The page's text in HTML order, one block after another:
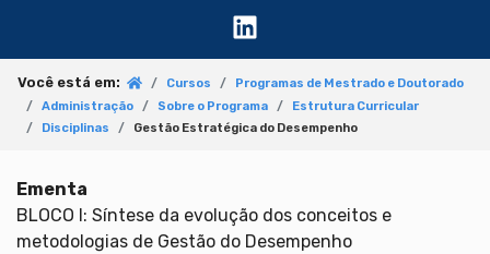
Você está em: Cursos
Programas de Mestrado e Doutorado
Administração
Sobre o Programa
Estrutura Curricular
Disciplinas
Gestão Estratégica do Desempenho
Ementa
BLOCO I: Síntese da evolução dos conceitos e
metodologias de Gestão do Desempenho